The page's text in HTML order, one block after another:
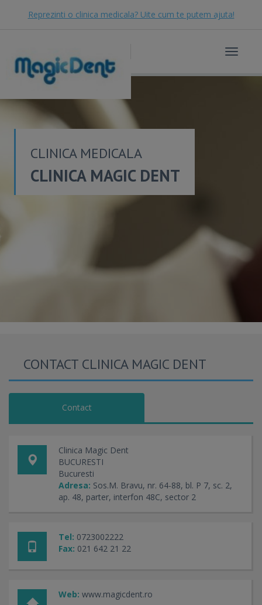
Reprezinti o clinica medicala? Uite cum te putem ajuta!
Toggle
CLINICA MEDICALA
CLINICA MAGIC DENT
CONTACT CLINICA MAGIC DENT
Contact
Clinica Magic Dent
BUCURESTI
Bucuresti
Adresa: Sos.M. Bravu, nr. 64-88, bl. P 7, sc. 2,
ap. 48, parter, interfon 48C, sector 2
Tel: 0723002222
Fax: 021 642 21 22
Web: www.magicdent.ro